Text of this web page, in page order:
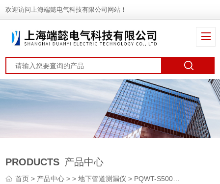
欢迎访问上海端懿电气科技有限公司网站！
PRODUCTS 产品中心
首页> 产品中心 > >地下管道测漏仪 > PQWT-S500型自动成图找水仪厂家